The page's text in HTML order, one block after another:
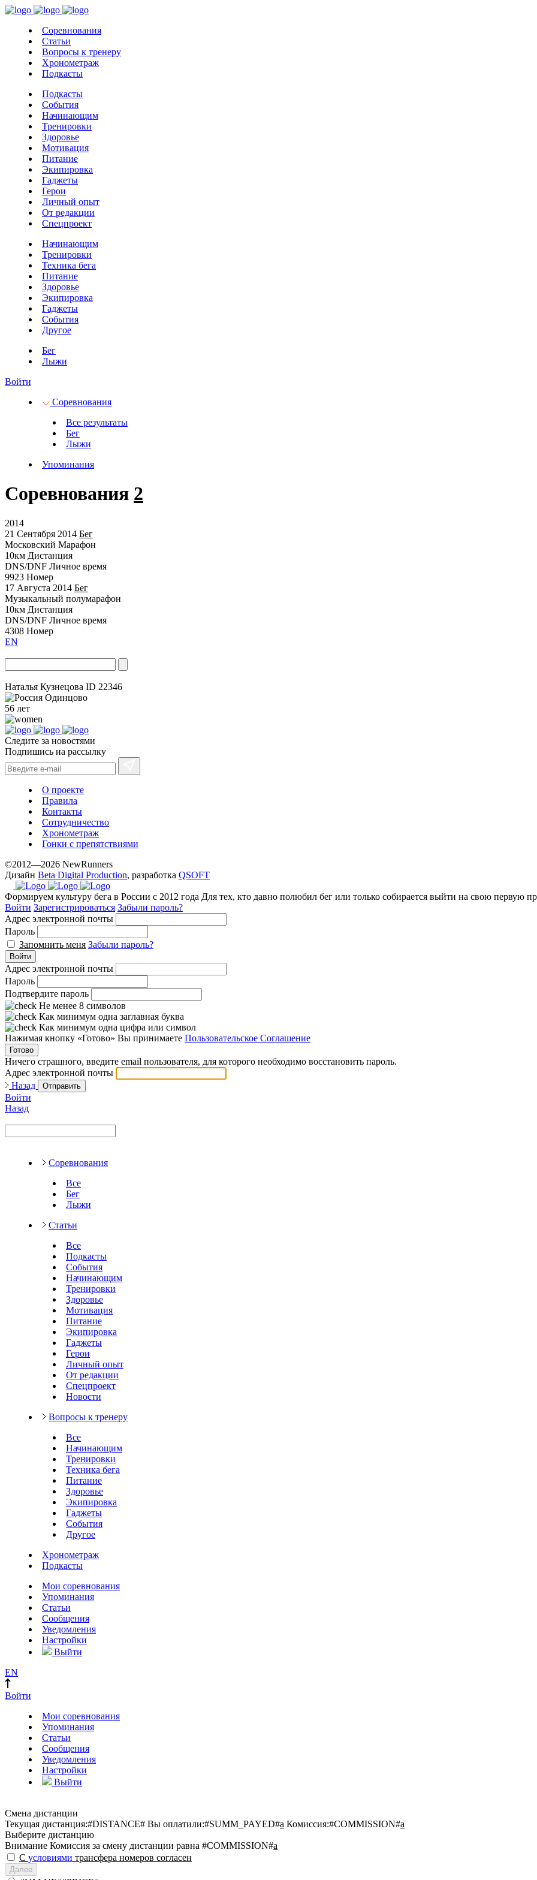
Соревнования
Статьи
Вопросы к тренеру
Хронометраж
Подкасты
Подкасты
События
Начинающим
Тренировки
Здоровье
Мотивация
Питание
Экипировка
Гаджеты
Герои
Личный опыт
От редакции
Спецпроект
Начинающим
Тренировки
Техника бега
Питание
Здоровье
Экипировка
Гаджеты
События
Другое
Бег
Лыжи
Войти
Соревнования
Все результаты
Бег
Лыжи
Упоминания
Соревнования 2
2014
21 Сентября 2014 Бег
Московский Марафон
10км Дистанция
DNS/DNF Личное время
9923 Номер
17 Августа 2014 Бег
Музыкальный полумарафон
10км Дистанция
DNS/DNF Личное время
4308 Номер
EN
Наталья Кузнецова ID 22346
Одинцово
56 лет
Следите за новостями
Подпишись на рассылку
О проекте
Правила
Контакты
Сотрудничество
Хронометраж
Гонки с препятствиями
©2012—2026 NewRunners
Дизайн Beta Digital Production, разработка QSOFT
Формируем культуру бега в России с 2012 года Для тех, кто давно полюбил бег или только собирается выйти на свою первую
Войти Зарегистрироваться Забыли пароль?
Адрес электронной почты
Пароль
Запомнить меня Забыли пароль?
Войти
Адрес электронной почты
Пароль
Подтвердите пароль
Не менее 8 символов
Как минимум одна заглавная буква
Как минимум одна цифра или символ
Нажимая кнопку «Готово» Вы принимаете Пользовательское Соглашение
Готово
Ничего страшного, введите email пользователя, для которого необходимо восстановить пароль.
Адрес электронной почты
Назад
Отправить
Войти
Назад
Соревнования
Все
Бег
Лыжи
Статьи
Все
Подкасты
События
Начинающим
Тренировки
Здоровье
Мотивация
Питание
Экипировка
Гаджеты
Герои
Личный опыт
От редакции
Спецпроект
Новости
Вопросы к тренеру
Все
Начинающим
Тренировки
Техника бега
Питание
Здоровье
Экипировка
Гаджеты
События
Другое
Хронометраж
Подкасты
Мои соревнования
Упоминания
Статьи
Сообщения
Уведомления
Настройки
Выйти
EN
Войти
Мои соревнования
Упоминания
Статьи
Сообщения
Уведомления
Настройки
Выйти
Смена дистанции
Текущая дистанция:#DISTANCE# Вы оплатили:#SUMM_PAYED#a Комиссия:#COMMISSION#a
Выберите дистанцию
Внимание Комиссия за смену дистанции равна #COMMISSION#a
С условиями трансфера номеров согласен
Далее